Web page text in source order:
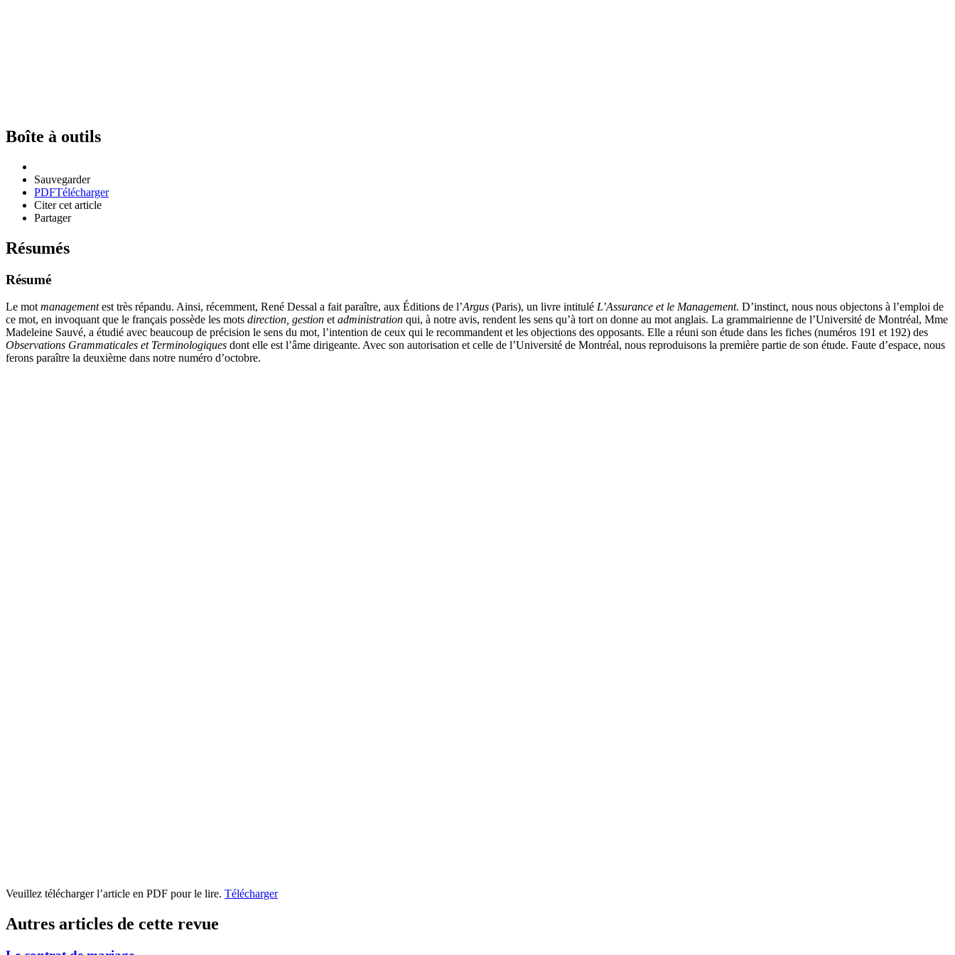
Boîte à outils
Sauvegarder
PDFTélécharger
Citer cet article
Partager
Résumés
Résumé
Le mot managementest très répandu. Ainsi, récemment, René Dessal a fait paraître, aux Éditions de l’Argus (Paris), un livre intitulé L’Assurance et le Management. D’instinct, nous nous objectons à l’emploi de
ce mot, en invoquant que le français possède les mots direction, gestion et administration qui, à notre avis, rendent les sens qu’à tort on donne au mot anglais. La grammairienne de l’Université de Montréal, Mme
Madeleine Sauvé, a étudié avec beaucoup de précision le sens du mot, l’intention de ceux qui le recommandent et les objections des opposants. Elle a réuni son étude dans les fiches (numéros 191 et 192) des
Observations Grammaticales et Terminologiques dont elle est l’âme dirigeante. Avec son autorisation et celle de l’Université de Montréal, nous reproduisons la première partie de son étude. Faute d’espace, nous
ferons paraître la deuxième dans notre numéro d’octobre.
Veuillez télécharger l’article en PDF pour le lire. Télécharger
Autres articles de cette revue